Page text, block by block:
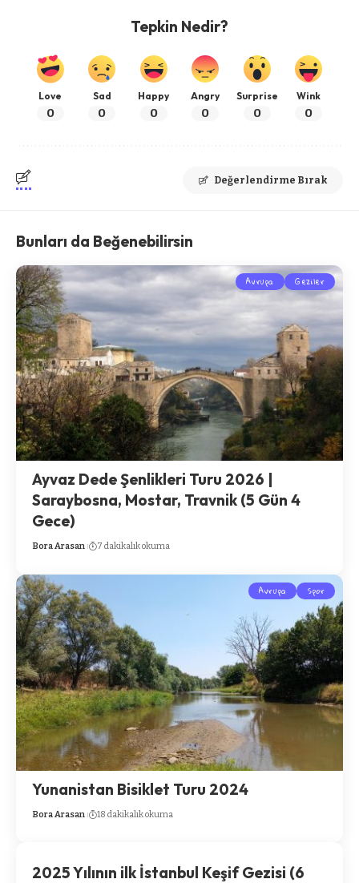
Tepkin Nedir?
Love
0
Sad
0
Happy
0
Angry
0
Surprise
0
Wink
0
Değerlendirme Bırak
Bunları da Beğenebilirsin
Avrupa Geziler
Ayvaz Dede Şenlikleri Turu 2026 |
Saraybosna, Mostar, Travnik (5 Gün 4
Gece)
Bora Arasan 7 dakikalık okuma
Avrupa Spor
Yunanistan Bisiklet Turu 2024
Bora Arasan 18 dakikalık okuma
2025 Yılının ilk İstanbul Keşif Gezisi (6